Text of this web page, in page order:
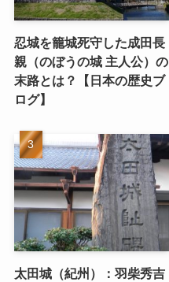
忍城を籠城死守した成田長
親（のぼうの城 主人公）の
末路とは？【日本の歴史ブ
ログ】
太田城（紀州）：羽柴秀吉